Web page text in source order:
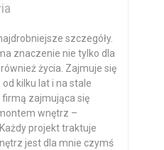
szczegóły.
znaczenie nie tylko dla
życia. Zajmuje się
kilku lat i na stale
zajmująca się
wnętrz –
. Każdy projekt traktuje
jest dla mnie czymś